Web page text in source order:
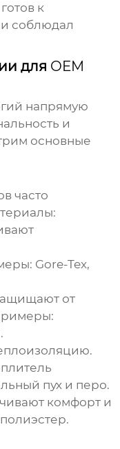
к
соблюдал
для OEM
напрямую
и
основные
часто
Gore-Tex,
от
пух и перо.
комфорт и